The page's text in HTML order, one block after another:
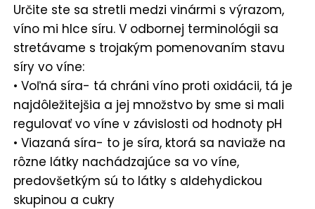
Určite ste sa stretli medzi vinármi s výrazom,
víno mi hlce síru. V odbornej terminológii sa
stretávame s trojakým pomenovaním stavu
síry vo víne:
• Voľná síra- tá chráni víno proti oxidácii, tá je
najdôležitejšia a jej množstvo by sme si mali
regulovať vo víne v závislosti od hodnoty pH
• Viazaná síra- to je síra, ktorá sa naviaže na
rôzne látky nachádzajúce sa vo víne,
predovšetkým sú to látky s aldehydickou
skupinou a cukry